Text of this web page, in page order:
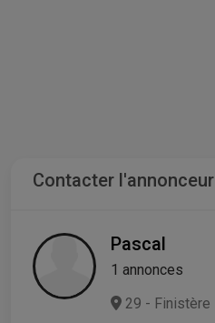
Contacter l'annonceur
Pascal
1 annonces
29 - Finistère